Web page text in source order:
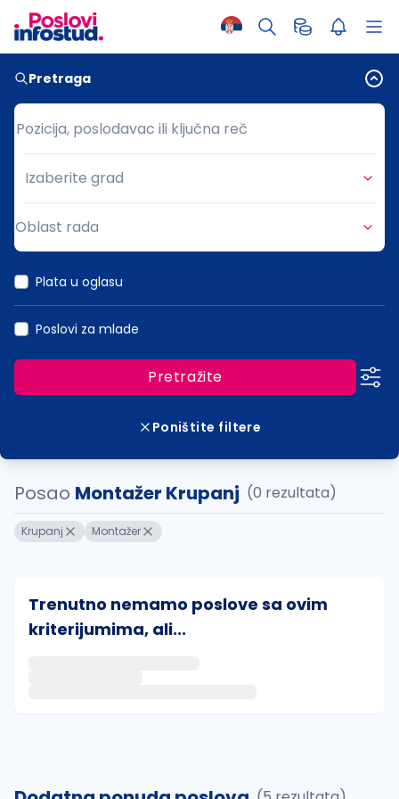
Pretraga
Pozicija, poslodavac ili ključna reč
Pozicija, poslodavac ili ključna reč
Grad
Izaberite grad
Oblast rada
Plata u oglasu
Poslovi za mlade
Pretražite
Poništite filtere
Posao Montažer Krupanj (0 rezultata)
Krupanj Montažer
Trenutno nemamo poslove sa ovim
kriterijumima, ali...